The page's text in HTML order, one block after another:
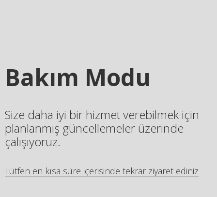
Bakım Modu
Size daha iyi bir hizmet verebilmek için
planlanmış güncellemeler üzerinde
çalışıyoruz.
Lütfen en kısa süre içerisinde tekrar ziyaret ediniz